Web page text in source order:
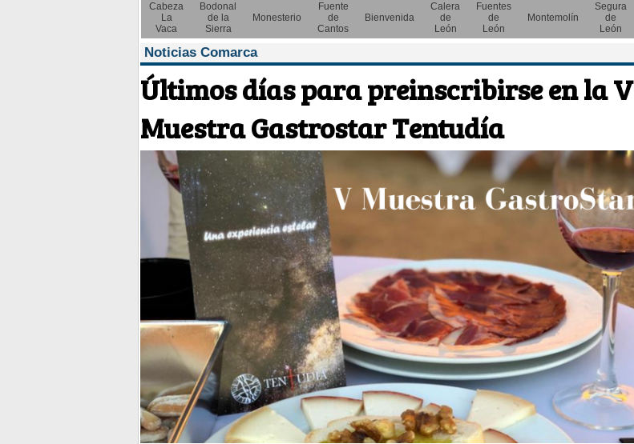
Cabeza
La
Vaca
Bodonal
de la
Sierra
Monesterio
Fuente
de
Cantos
Bienvenida
Calera
de
León
Fuentes
de
León
Montemolín
Segura
de
León
Noticias Comarca
Últimos días para preinscribirse en la V
Muestra Gastrostar Tentudía